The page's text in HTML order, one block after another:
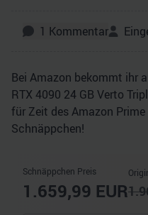
1 Kommentar
Bei Amazon bekommt ihr
RTX 4090 24 GB Verto
für Zeit des Amazon
Schnäppchen!
Schnäppchen Preis
1.659,99 EUR